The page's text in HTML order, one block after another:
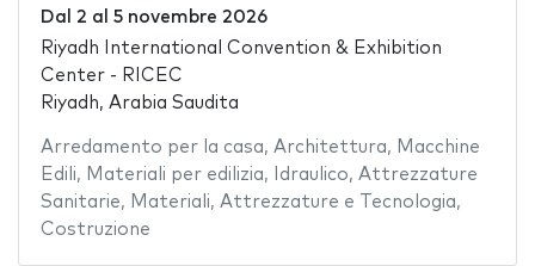
Dal 2 al 5 novembre 2026
Riyadh International Convention & Exhibition
Center - RICEC
Riyadh, Arabia Saudita
Arredamento per la casa, Architettura, Macchine
Edili, Materiali per edilizia, Idraulico, Attrezzature
Sanitarie, Materiali, Attrezzature e Tecnologia,
Costruzione